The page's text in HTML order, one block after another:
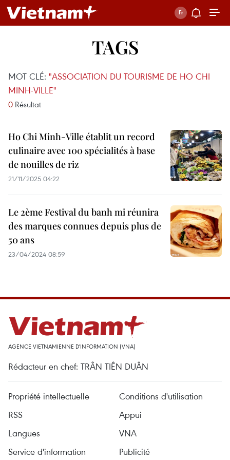
TAGS
MOT CLÉ: "ASSOCIATION DU TOURISME DE HO CHI
MINH-VILLE"
0 Résultat
Ho Chi Minh-Ville établit un record
culinaire avec 100 spécialités à base
de nouilles de riz
21/11/2025 04:22
Le 2ème Festival du banh mi réunira
des marques connues depuis plus de
50 ans
23/04/2024 08:59
AGENCE VIETNAMIENNE D'INFORMATION (VNA)
Rédacteur en chef: TRÂN TIÊN DUÂN
Propriété intellectuelle
Conditions d'utilisation
RSS
Appui
Langues
VNA
Service d'information
Publicité